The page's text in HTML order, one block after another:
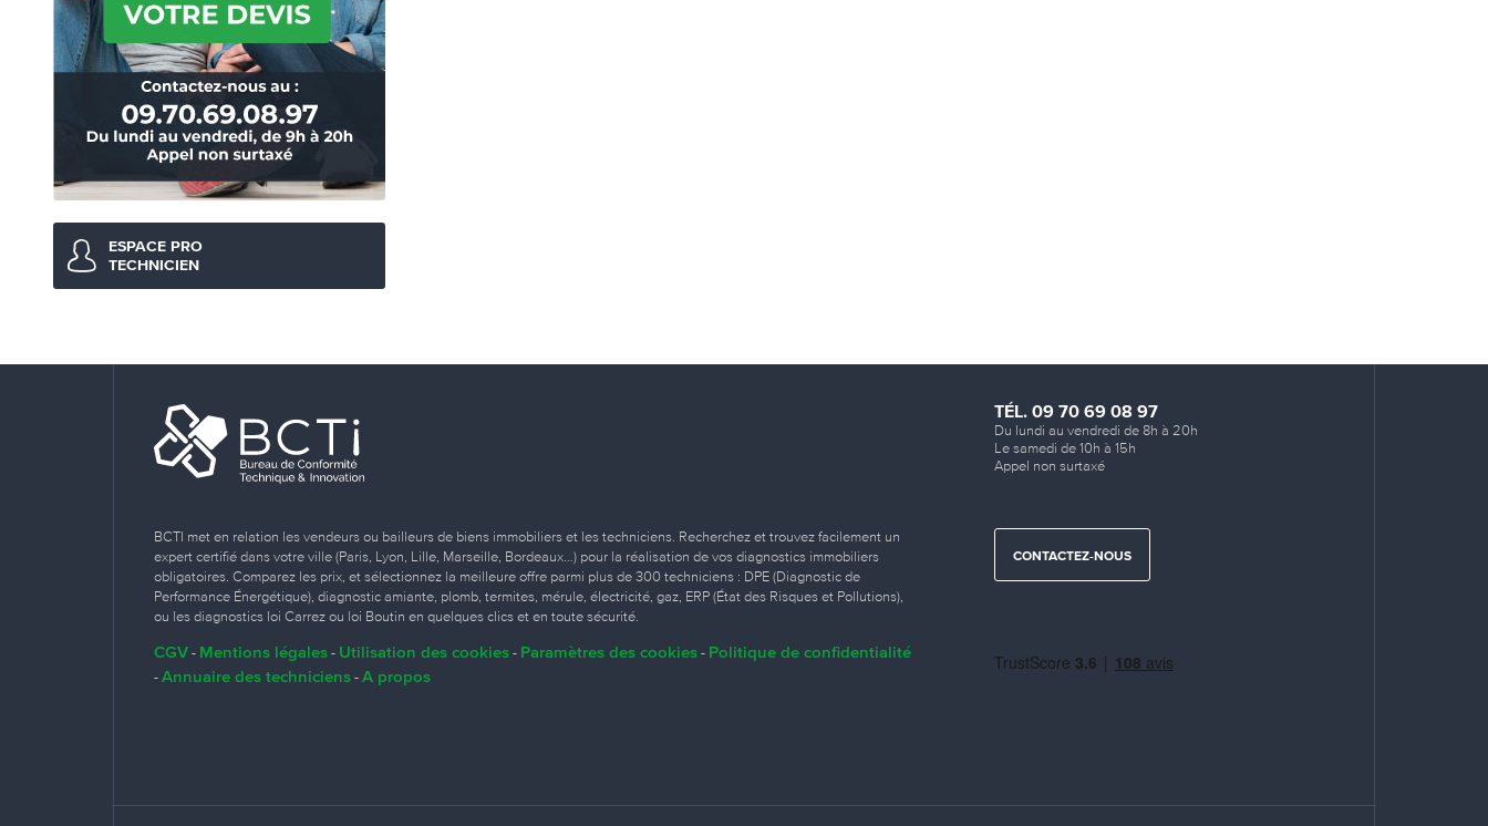
ESPACE PRO
TECHNICIEN
BCTI met en relation les vendeurs ou bailleurs de biens immobiliers et les techniciens. Recherchez et trouvez facilement un
expert certifié dans votre ville (Paris, Lyon, Lille, Marseille, Bordeaux…) pour la réalisation de vos diagnostics immobiliers
obligatoires. Comparez les prix, et sélectionnez la meilleure offre parmi plus de 300 techniciens : DPE (Diagnostic de
Performance Énergétique), diagnostic amiante, plomb, termites, mérule, électricité, gaz, ERP (État des Risques et Pollutions),
ou les diagnostics loi Carrez ou loi Boutin en quelques clics et en toute sécurité.
CGV - Mentions légales - Utilisation des cookies - Paramètres des cookies - Politique de confidentialité
- Annuaire des techniciens - A propos
TÉL. 09 70 69 08 97
Du lundi au vendredi de 8h à 20h
Le samedi de 10h à 15h
Appel non surtaxé
CONTACTEZ-NOUS